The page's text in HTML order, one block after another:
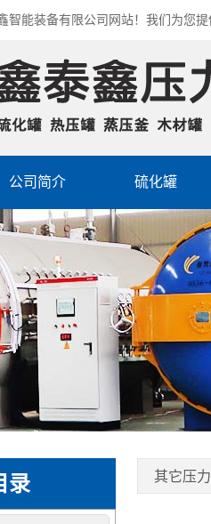
智能装备有限公司网站！我们为您
公司简介 硫化罐
录 其它压